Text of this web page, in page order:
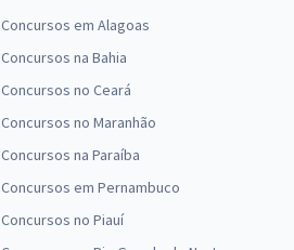
Concursos em Alagoas
Concursos na Bahia
Concursos no Ceará
Concursos no Maranhão
Concursos na Paraíba
Concursos em Pernambuco
Concursos no Piauí